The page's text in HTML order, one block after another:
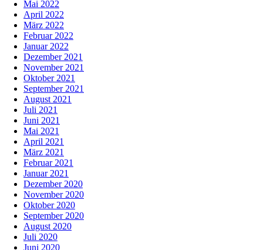
Mai 2022
April 2022
März 2022
Februar 2022
Januar 2022
Dezember 2021
November 2021
Oktober 2021
September 2021
August 2021
Juli 2021
Juni 2021
Mai 2021
April 2021
März 2021
Februar 2021
Januar 2021
Dezember 2020
November 2020
Oktober 2020
September 2020
August 2020
Juli 2020
Juni 2020